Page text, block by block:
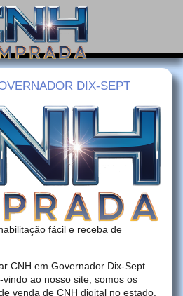
DIX-SEPT
fácil e receba de
CNH em Governador Dix-Sept
ao nosso site, somos os
venda de CNH digital no estado.